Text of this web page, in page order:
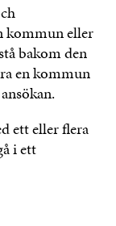
kommun eller
bakom den
en kommun
ett eller flera
i ett